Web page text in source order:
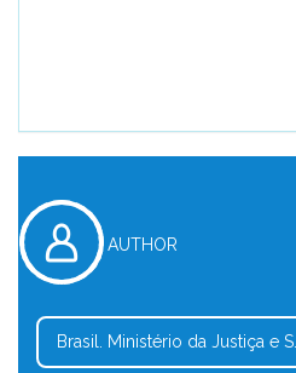
AUTHOR
Brasil. Ministério da Justiça e S...